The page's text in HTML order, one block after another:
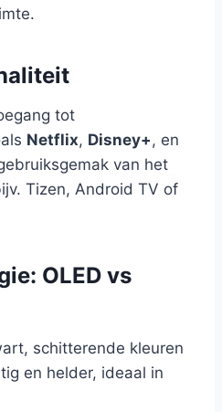
tot
Netflix, Disney+, en
van het
Tizen, Android TV of
OLED vs
schitterende kleuren
en helder, ideaal in